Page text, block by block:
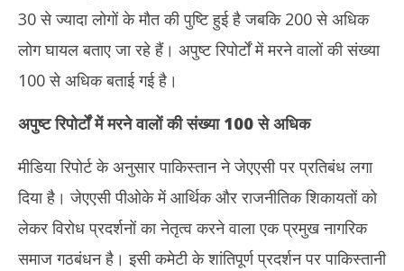
NOW VIEWING
PoK में आमजन का विद्रोह : पाकिस्तानी सेना की फायरिंग में 30 से ज्यादा
प्रदर्शनकारियों की मौत, इंटरनेट बंद
June
9,
30 से ज्यादा लोगों के मौत की पुष्टि हुई है जबकि 200 से अधिक
लोग घायल बताए जा रहे हैं। अपुष्ट रिपोर्टों में मरने वालों की संख्या
100 से अधिक बताई गई है।
अपुष्ट रिपोर्टों में मरने वालों की संख्या 100से अधिक
मीडिया रिपोर्ट के अनुसार पाकिस्तान ने जेएएसी पर प्रतिबंध लगा
दिया है। जेएएसी पीओके में आर्थिक और राजनीतिक शिकायतों को
लेकर विरोध प्रदर्शनों का नेतृत्व करने वाला एक प्रमुख नागरिक
समाज गठबंधन है। इसी कमेटी के शांतिपूर्ण प्रदर्शन पर पाकिस्तानी